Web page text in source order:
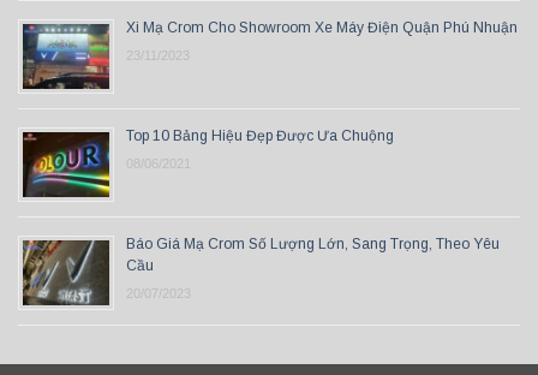
Xi Mạ Crom Cho Showroom Xe Máy Điện Quận Phú Nhuận
23/11/2023
Top 10 Bảng Hiệu Đẹp Được Ưa Chuộng
08/06/2021
Báo Giá Mạ Crom Số Lượng Lớn, Sang Trọng, Theo Yêu
Cầu
20/07/2023